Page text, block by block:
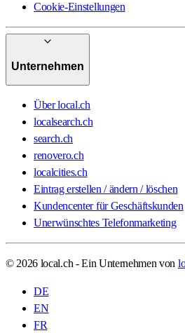
Cookie-Einstellungen
Unternehmen
Über local.ch
localsearch.ch
search.ch
renovero.ch
localcities.ch
Eintrag erstellen / ändern / löschen
Kundencenter für Geschäftskunden
Unerwünschtes Telefonmarketing
© 2026 local.ch - Ein Unternehmen von
DE
EN
FR